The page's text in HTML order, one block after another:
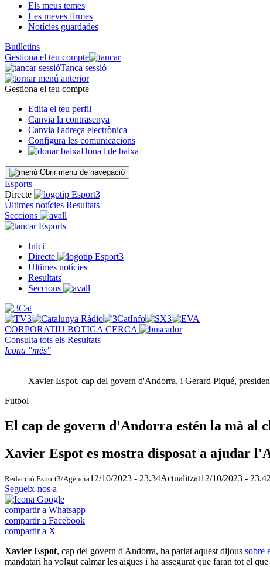
Els meus temes
Les meves firmes
Notícies guardades
Butlletins
Gestiona el teu compte
Tanca sessió
Gestiona el teu compte
Edita el teu perfil
Canvia la contrasenya
Canvia l'adreça electrònica
Configura les comunicacions
Dona't de baixa
Obrir menu de navegació
Esports
Directe
Últimes notícies Resultats
Seccions
Esports
Inici
Directe
Últimes notícies
Resultats
Seccions
CORPORATIU BOTIGA CERCA
Consulta tots els Resultats
Icona "més"
Xavier Espot, cap del govern d'Andorra, i Gerard Piqué,
Futbol
El cap de govern d'Andorra estén la mà al
Xavier Espot es mostra disposat a ajudar
Redacció Esport3/Agència12/10/2023 - 23.34Actualitzat12/10/2023 - 23.42
Segueix-nos a
compartir a Whatsapp
compartir a Facebook
compartir a X
Xavier Espot, cap del govern d'Andorra, ha parlat aquest dijous sobre
mandatari ha volgut calmar les aigües i ha assegurat que faran tot el